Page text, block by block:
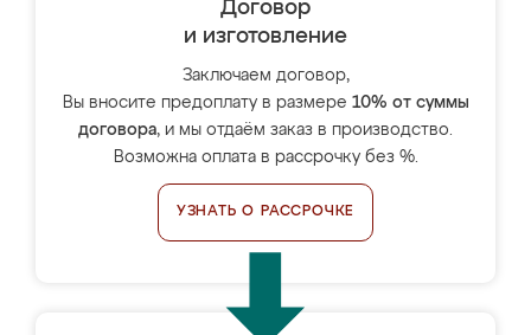
Договор
и изготовление
Заключаем договор,
Вы вносите предоплату в размере 10% от суммы
договора, и мы отдаём заказ в производство.
Возможна оплата в рассрочку без %.
УЗНАТЬ О РАССРОЧКЕ